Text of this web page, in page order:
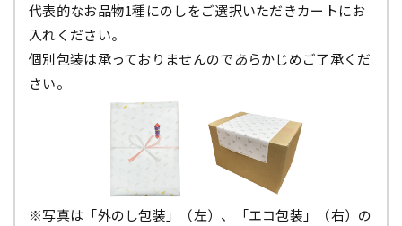
代表的なお品物1種にのしをご選択いただきカートにお
入れください。
個別包装は承っておりませんのであらかじめご了承くだ
さい。
※写真は「外のし包装」（左）、「エコ包装」（右）の